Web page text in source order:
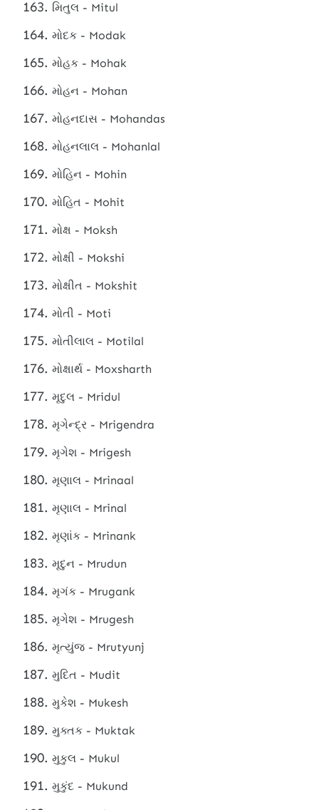
મિતુલ - Mitul
મોદક - Modak
મોહક - Mohak
મોહન - Mohan
મોહનદાસ - Mohandas
મોહનલાલ - Mohanlal
મોહિન - Mohin
મોહિત - Mohit
મોક્ષ - Moksh
મોક્ષી - Mokshi
મોક્ષીત - Mokshit
મોતી - Moti
મોતીલાલ - Motilal
મોક્ષાર્થ - Moxsharth
મૃદુલ - Mridul
મૃગેન્દ્ર - Mrigendra
મૃગેશ - Mrigesh
મૃણાલ - Mrinaal
મૃણાલ - Mrinal
મૃણાંક - Mrinank
મૃદુન - Mrudun
મૃગંક - Mrugank
મૃગેશ - Mrugesh
મૃત્યુંજ - Mrutyunj
મુદિત - Mudit
મુકેશ - Mukesh
મુક્તક - Muktak
મુકુલ - Mukul
મુકુંદ - Mukund